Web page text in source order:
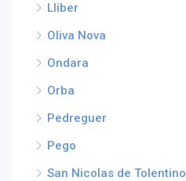
Lliber
Oliva Nova
Ondara
Orba
Pedreguer
Pego
San Nicolas de Tolentino